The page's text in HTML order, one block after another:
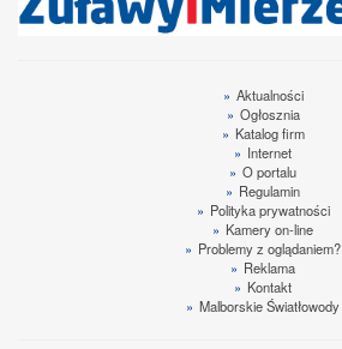
» Aktualności
» Ogłosznia
» Katalog firm
» Internet
» O portalu
» Regulamin
» Polityka prywatności
» Kamery on-line
» Problemy z oglądaniem?
» Reklama
» Kontakt
» Malborskie Światłowody